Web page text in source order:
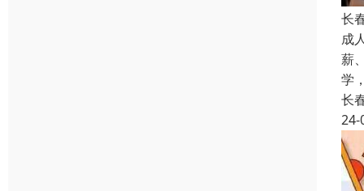
长
成
薪
学
长
24-